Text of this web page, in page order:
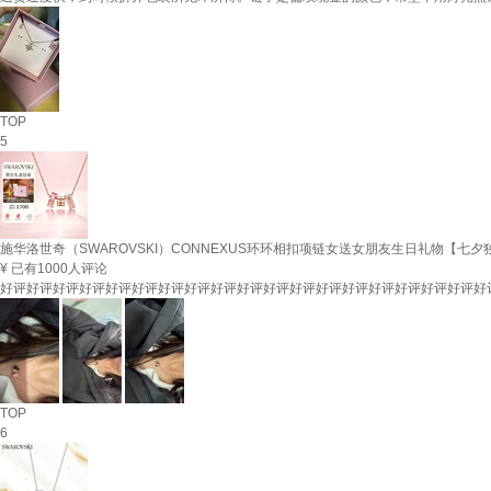
TOP
5
施华洛世奇（SWAROVSKI）CONNEXUS环环相扣项链女送女朋友生日礼物【七夕
¥ 已有1000人评论
好评好评好评好评好评好评好评好评好评好评好评好评好评好评好评好评好评好评好
TOP
6